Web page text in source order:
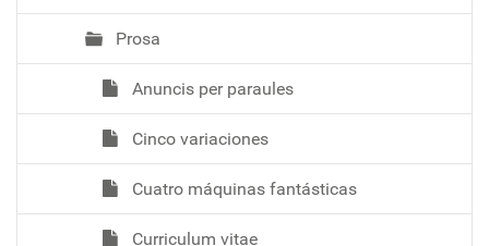
Prosa
Anuncis per paraules
Cinco variaciones
Cuatro máquinas fantásticas
Curriculum vitae